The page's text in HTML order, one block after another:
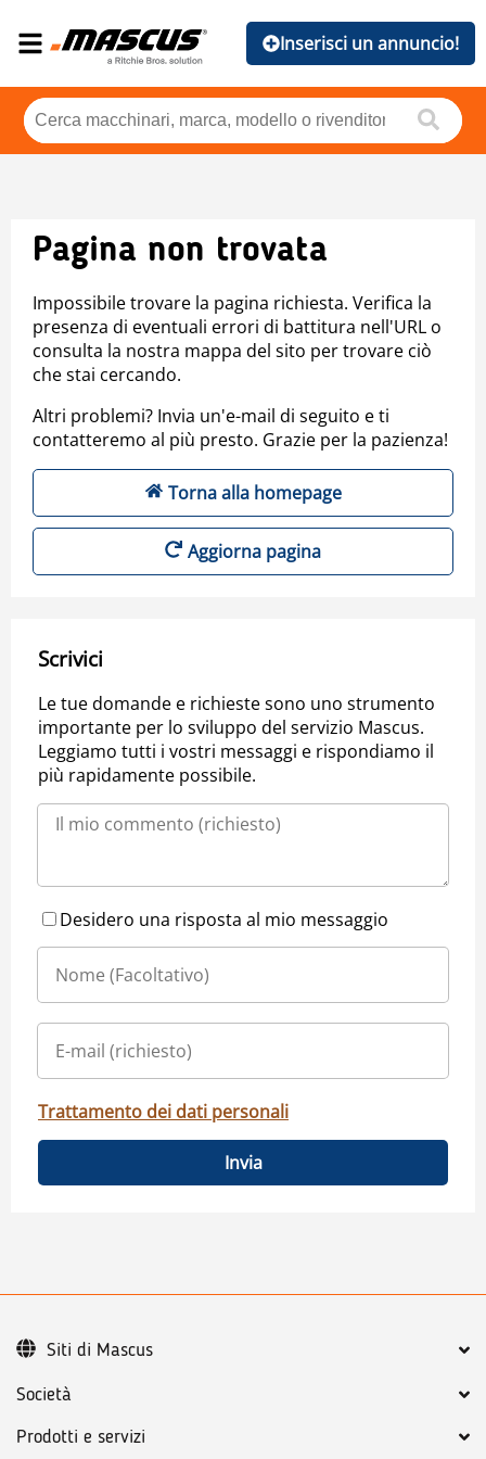
Inserisci un annuncio!
Pagina non trovata
Impossibile trovare la pagina richiesta. Verifica la
presenza di eventuali errori di battitura nell'URL o
consulta la nostra mappa del sito per trovare ciò
che stai cercando.
Altri problemi? Invia un'e-mail di seguito e ti
contatteremo al più presto. Grazie per la pazienza!
Torna alla homepage
Aggiorna pagina
Scrivici
Le tue domande e richieste sono uno strumento
importante per lo sviluppo del servizio Mascus.
Leggiamo tutti i vostri messaggi e rispondiamo il
più rapidamente possibile.
Desidero una risposta al mio messaggio
Trattamento dei dati personali
Invia
Società
Prodotti e servizi
Siti di Mascus